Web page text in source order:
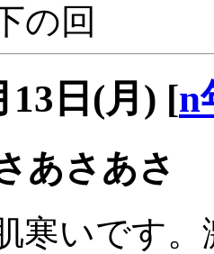
の回
13日(月) [n
あさあさ
寒いです